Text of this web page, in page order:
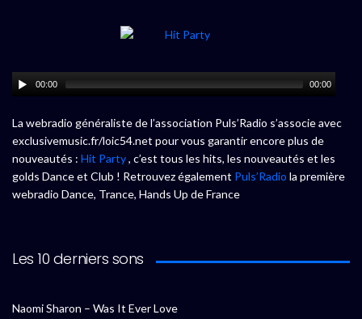
00:00 00:00
La webradio généraliste de l’association Puls’Radio s’associe avec
exclusivemusic.fr/loic54.net pour vous garantir encore plus de
nouveautés : Hit Party, c’est tous les hits, les nouveautés et les
golds Dance et Club ! Retrouvez également Puls’Radio la première
webradio Dance, Trance, Hands Up de France
Les 10 derniers sons
Naomi Sharon – Was It Ever Love